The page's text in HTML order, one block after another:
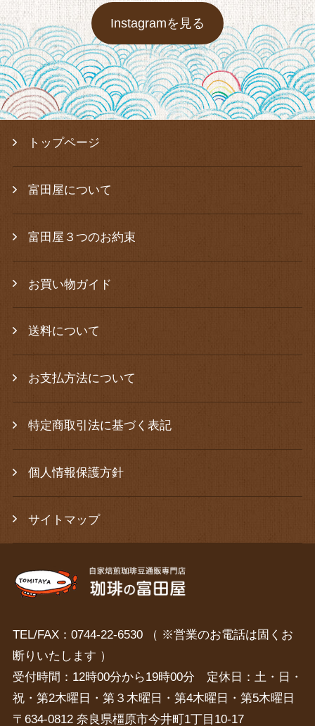
Instagramを見る
トップページ
富田屋について
富田屋３つのお約束
お買い物ガイド
送料について
お支払方法について
特定商取引法に基づく表記
個人情報保護方針
サイトマップ
TEL/FAX：0744-22-6530 （ ※営業のお電話は固くお
断りいたします ）
受付時間：12時00分から19時00分 定休日：土・日・
祝・第2木曜日・第３木曜日・第4木曜日・第5木曜日
〒634-0812 奈良県橿原市今井町1丁目10-17